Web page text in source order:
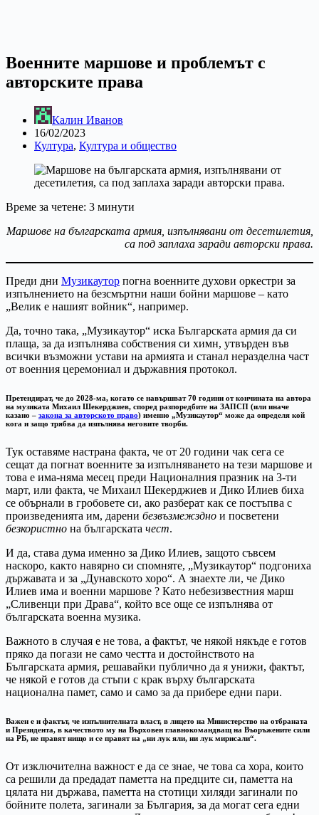
Военните маршове и проблемът с
авторските права
Калин Иванов
16/02/2023
Култура, Култура и общество
Време за четене: 3 минути
Маршове на българската армия, изпълнявани от десетилетия,
са под заплаха заради авторски права.
Преди дни Музикаутор погна военните духови оркестри за
изпълнението на безсмъртни наши бойни маршове – като
„Велик е нашият войник“, например.
Да, точно така, „Музикаутор“ иска Българската армия да си
плаща, за да изпълнява собствения си химн, утвърден във
всички възможни устави на армията и станал неразделна част
от военния церемониал и държавния протокол.
Претендират, че до 2028-ма, когато се навършват 70 години от кончината на автора
на музиката Михаил Шекерджиев, според разпоредбите на ЗАПСП (или иначе
казано – закона за авторското право) именно „Музикаутор“ може да определя кой
кога и защо трябва да изпълнява неговите творби.
Тук оставяме настрана факта, че от 20 години чак сега се
сещат да погнат военните за изпълняването на тези маршове и
това е има-няма месец преди Националния празник на 3-ти
март, или факта, че Михаил Шекерджиев и Дико Илиев биха
се обърнали в гробовете си, ако разберат как се постъпва с
произведенията им, дарени безвъзмежздно и посветени
безкористно на българската чест.
И да, става дума именно за Дико Илиев, защото съвсем
наскоро, както навярно си спомняте, „Музикаутор“ подгониха
държавата и за „Дунавското хоро“. А знаехте ли, че Дико
Илиев има и военни маршове ? Като небезизвестния марш
„Сливенци при Драва“, който все още се изпълнява от
българската военна музика.
Важното в случая е не това, а фактът, че някой някъде е готов
пряко да погази не само честта и достойнството на
Българската армия, решавайки публично да я унижи, фактът,
че някой е готов да стъпи с крак върху българската
национална памет, само и само за да прибере едни пари.
Важен е и фактът, че изпълнителната власт, в лицето на Министерство на отбраната
и Президента, в качеството му на Върховен главнокомандващ на Въоръжените сили
на РБ, не правят нищо и се правят на „ни лук яли, ни лук мирисали“.
От изключителна важност е да се знае, че това са хора, които
са решили да предадат паметта на предците си, паметта на
цялата ни държава, паметта на стотици хиляди загинали по
бойните полета, загинали за България, за да могат сега едни